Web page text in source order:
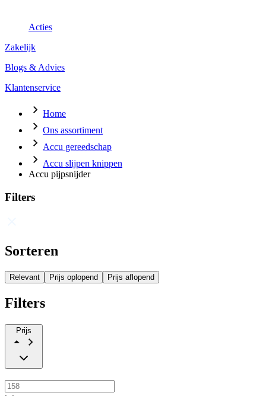
Acties
Zakelijk
Blogs & Advies
Klantenservice
Home
Ons assortiment
Accu gereedschap
Accu slijpen knippen
Accu pijpsnijder
Filters
Sorteren
Relevant Prijs oplopend Prijs aflopend
Filters
Prijs